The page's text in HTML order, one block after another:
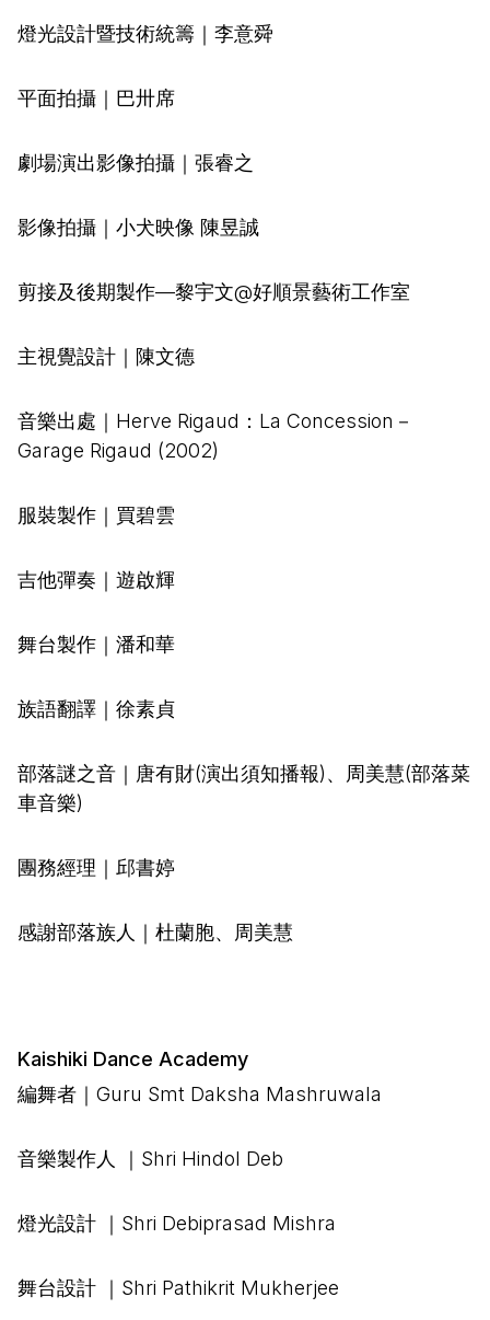
燈光設計暨技術統籌｜李意舜
平面拍攝｜巴卅席
劇場演出影像拍攝｜張睿之
影像拍攝｜小犬映像 陳昱誠
剪接及後期製作—黎宇文@好順景藝術工作室
主視覺設計｜陳文德
音樂出處｜Herve Rigaud：La Concession－
Garage Rigaud (2002)
服裝製作｜買碧雲
吉他彈奏｜遊啟輝
舞台製作｜潘和華
族語翻譯｜徐素貞
部落謎之音｜唐有財(演出須知播報)、周美慧(部落菜
車音樂)
團務經理｜邱書婷
感謝部落族人｜杜蘭胞、周美慧
Kaishiki Dance Academy
編舞者｜Guru Smt Daksha Mashruwala
音樂製作人 ｜Shri Hindol Deb
燈光設計 ｜Shri Debiprasad Mishra
舞台設計 ｜Shri Pathikrit Mukherjee